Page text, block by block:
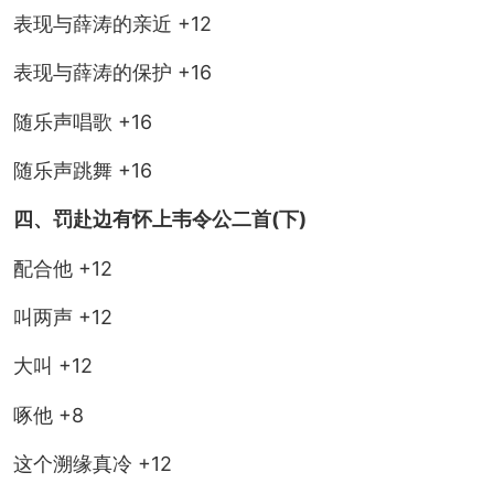
表现与薛涛的亲近 +12
表现与薛涛的保护 +16
随乐声唱歌 +16
随乐声跳舞 +16
四、罚赴边有怀上韦令公二首(下)
配合他 +12
叫两声 +12
大叫 +12
啄他 +8
这个溯缘真冷 +12